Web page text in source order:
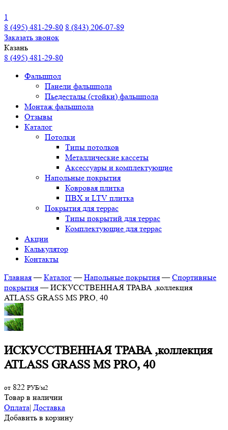
1
8 (495) 481-29-80 8 (843) 206-07-89
Заказать звонок
Казань
8 (495) 481-29-80
Фальшпол
Панели фальшпола
Пьедесталы (стойки) фальшпола
Монтаж фальшпола
Отзывы
Каталог
Потолки
Типы потолков
Металлические кассеты
Аксессуары и комплектующие
Напольные покрытия
Ковровая плитка
ПВХ и LTV плитка
Покрытия для террас
Типы покрытий для террас
Комплектующие для террас
Акции
Калькулятор
Контакты
Главная — Каталог — Напольные покрытия — Спортивные
покрытия — ИСКУССТВЕННАЯ ТРАВА ,коллекция
ATLASS GRASS MS PRO, 40
ИСКУССТВЕННАЯ ТРАВА ,коллекция
ATLASS GRASS MS PRO, 40
от 822 РУБ/м2
Товар в наличии
Оплата| Доставка
Добавить в корзину